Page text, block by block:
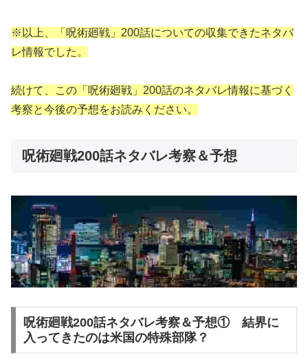
※以上、「呪術廻戦」200話についての収集できたネタバ
レ情報でした。
続けて、この「呪術廻戦」200話のネタバレ情報に基づく
考察と今後の予想をお読みください。
呪術廻戦200話ネタバレ考察＆予想
呪術廻戦200話ネタバレ考察＆予想① 結界に
入ってきたのは米国の特殊部隊？